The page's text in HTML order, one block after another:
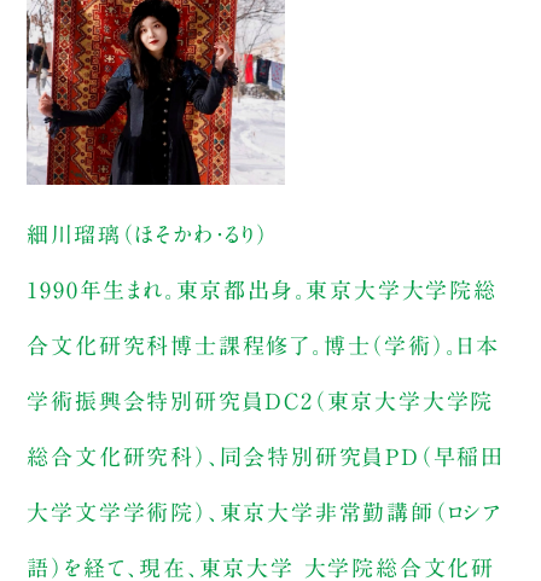
細川瑠璃（ほそかわ・るり）
1990年生まれ。東京都出身。東京大学大学院総
合文化研究科博士課程修了。博士（学術）。日本
学術振興会特別研究員DC2（東京大学大学院
総合文化研究科）、同会特別研究員PD（早稲田
大学文学学術院）、東京大学非常勤講師（ロシア
語）を経て、現在、東京大学 大学院総合文化研